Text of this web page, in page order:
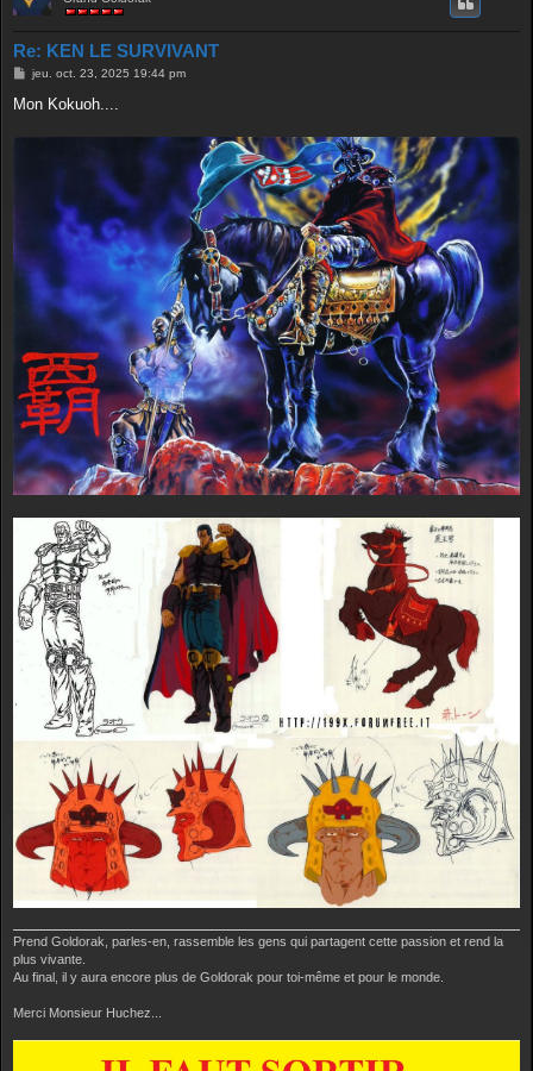
Re: KEN LE SURVIVANT
M
s
jeu. oct. 23, 2025 19:44 pm
Mon Kokuoh....
Prend Goldorak, parles-en, rassemble les gens qui partagent cette passion et rend la
plus vivante.
Au final, il y aura encore plus de Goldorak pour toi-même et pour le monde.
Merci Monsieur Huchez...